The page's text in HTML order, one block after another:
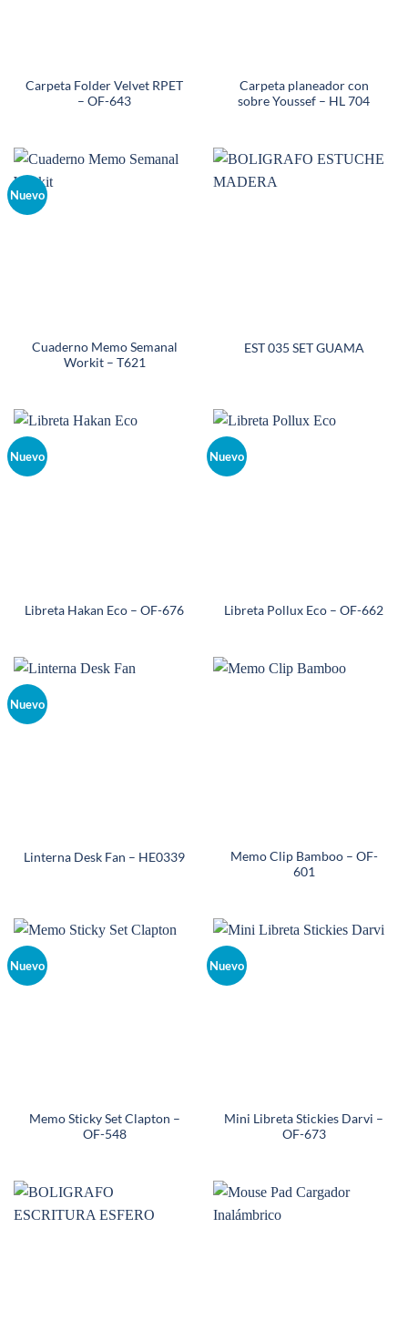
Carpeta Folder Velvet RPET
– OF-643
Carpeta planeador con
sobre Youssef – HL 704
Nuevo
Cuaderno Memo Semanal
Workit – T621
EST 035 SET GUAMA
Nuevo
Libreta Hakan Eco – OF-676
Nuevo
Libreta Pollux Eco – OF-662
Nuevo
Linterna Desk Fan – HE0339
Memo Clip Bamboo – OF-
601
Nuevo
Memo Sticky Set Clapton –
OF-548
Nuevo
Mini Libreta Stickies Darvi –
OF-673